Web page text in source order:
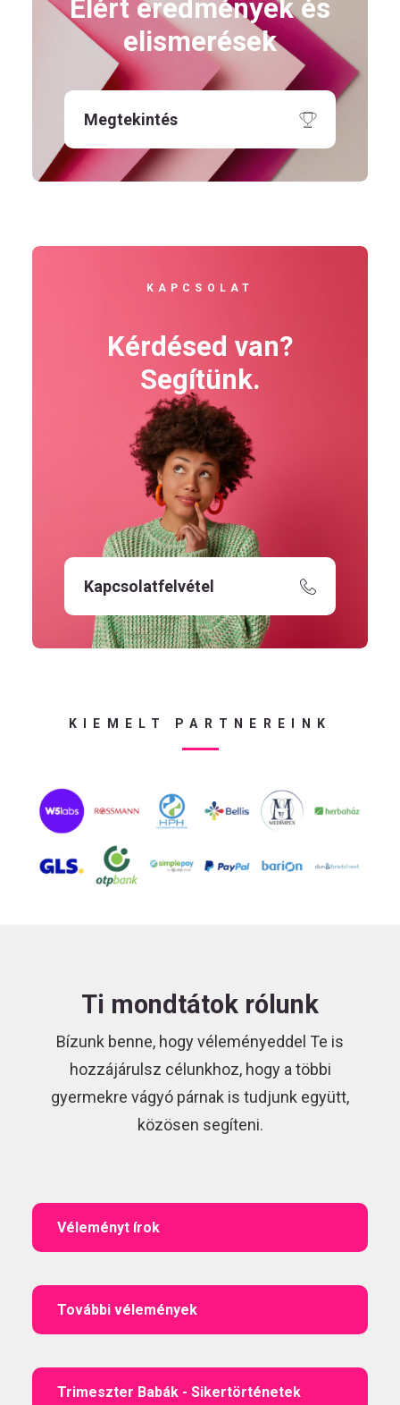
Elért eredmények és
elismerések
Megtekintés
KAPCSOLAT
Kérdésed van?
Segítünk.
Kapcsolatfelvétel
KIEMELT PARTNEREINK
Ti mondtátok rólunk
Bízunk benne, hogy véleményeddel Te is
hozzájárulsz célunkhoz, hogy a többi
gyermekre vágyó párnak is tudjunk együtt,
közösen segíteni.
Véleményt írok
További vélemények
Trimeszter Babák - Sikertörténetek